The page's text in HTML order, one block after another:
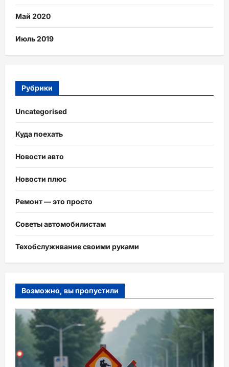
Май 2020
Июль 2019
Рубрики
Uncategorised
Куда поехать
Новости авто
Новости плюс
Ремонт — это просто
Советы автомобилистам
Техобслуживание своими руками
Возможно, вы пропустили